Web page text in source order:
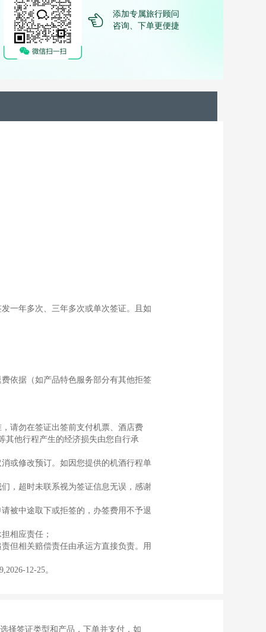
添加专属旅行顾问
咨询、下单更便捷
一年多次、三年多次或单次签证。且如
依据（如产品特色服务部分有其他拒签
请勿在签证出签前支付机票、酒店费
其他行程产生的经济损失由您自行承
或修改预订。如因您提供的机酒行程单
，超时未联系视为签证信息无误，感谢
被中途取下或拒签的，办签费用不予退
相应责任；
但相关赔偿责任由承运方直接负责。用
12-25。
择签证类型和产品，下单并支付，如